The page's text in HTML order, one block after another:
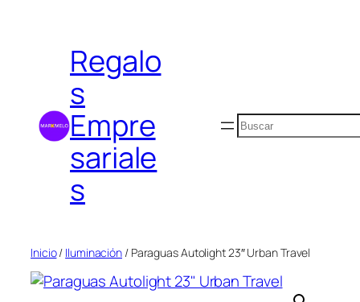
contenidoRegalo
s
Empre
sariale
s
Buscar
Inicio/ Iluminación / Paraguas Autolight 23″ Urban Travel